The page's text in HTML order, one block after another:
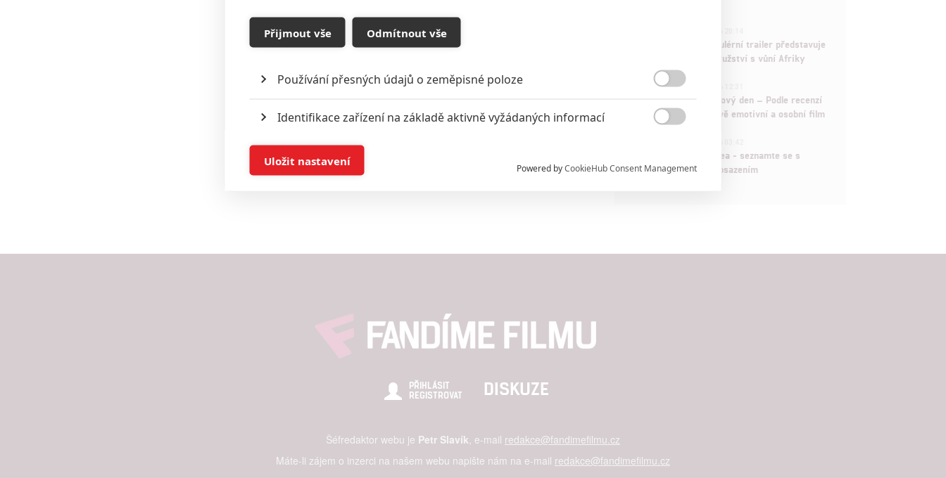
Děti krve a kostí: Regulérní trailer představuje
akční fantasy dobrodružství s vůní Afriky
ČLÁNEK | 30.07.2026 12:31
Spider-Man: Zbrusu nový den – Podle recenzí
máme čekat překvapivě emotivní a osobní film
Velké preview: Odyssea - seznamte se s
maximálně nabitým obsazením
PŘIHLÁSIT
REGISTROVAT
DISKUZE
Šéfredaktor webu je Petr Slavík , e-mail redakce@fandimefilmu.cz
Máte-li zájem o inzerci na našem webu napište nám na e-mail redakce@fandimefilmu.cz
Přijmout vše Odmítnout vše
Používání přesných údajů o zeměpisné poloze
Identifikace zařízení na základě aktivně vyžádaných informací
Ukládání a/nebo přístup k informacím v zařízení

Poskytování a zobrazování reklamy a obsahu
Powered byCookieHub Consent Management
Uložit nastavení